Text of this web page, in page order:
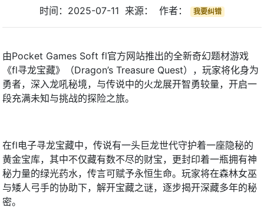
时间：2025-07-11 来源： 作者： 我要纠错
由Pocket Games Soft fl官方网站推出的全新奇幻题材游戏
《fl寻龙宝藏》（Dragon’s Treasure Quest），玩家将化身为
勇者，深入龙吼秘境，与传说中的火龙展开智勇较量，开启一
段充满未知与挑战的探险之旅。
在fl电子寻龙宝藏中，传说有一头巨龙世代守护着一座隐秘的
黄金宝库，其中不仅藏有数不尽的财宝，更封印着一瓶拥有神
秘力量的绿光药水，传言可赋予永恒生命。玩家将在森林女巫
与矮人弓手的协助下，解开宝藏之谜，逐步揭开深藏多年的秘
密。